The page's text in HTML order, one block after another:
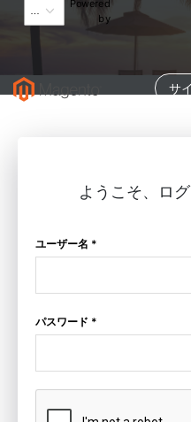
Powered
by
サ
ようこそ、ロ
ユーザー名 *
パスワード *